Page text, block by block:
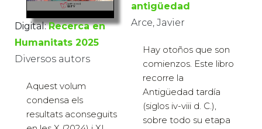
Digital: Recerca en
Humanitats 2025
Diversos autors
Aquest volum
condensa els
resultats aconseguits
antigüedad
Arce, Javier
Hay otoños que son
comienzos. Este libro
recorre la
Antigüedad tardía
(siglos iv-viii d. C.),
sobre todo su etapa